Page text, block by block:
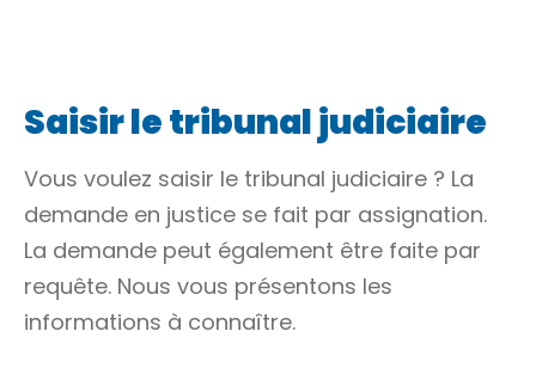
Saisir le tribunal judiciaire
Vous voulez saisir le tribunal judiciaire ? La
demande en justice se fait par assignation.
La demande peut également être faite par
requête. Nous vous présentons les
informations à connaître.